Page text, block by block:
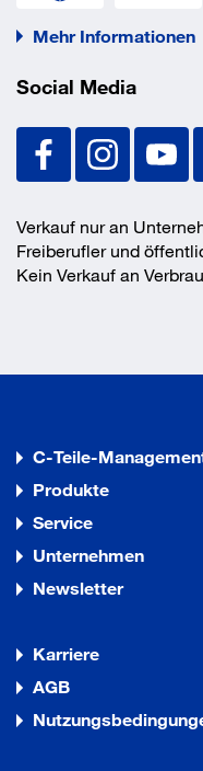
Mehr Informationen
Social Media
Verkauf nur an
Freiberufler und
Kein Verkauf an
C-Teile-
Produkte
Service
Unternehmen
Newsletter
Karriere
AGB